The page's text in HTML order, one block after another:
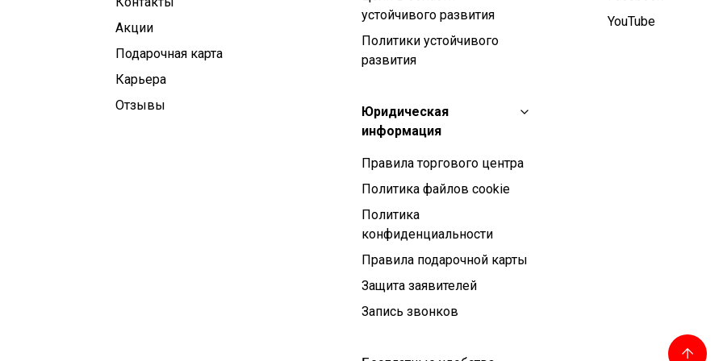
Aкции
Подарочная карта
Карьера
Отзывы
устойчивого развития
Политики устойчивого
развития
Юридическая
информация
Правила торгового центра
Политика файлов cookie
Политика
конфиденциальности
Правила подарочной карты
Защита заявителей
Запись звонков
YouTube